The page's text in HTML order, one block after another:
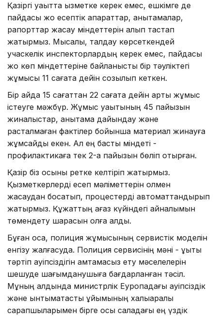
Қазіргі уақытта қызметке керек емес, ешкімге де
пайдасы жоқ есептік ақпараттар, анықтамалар,
рапорттар жасау міндеттерін алып тастап
жатырмыз. Мысалы, талдау көрсеткендей
учаскелік инспекторлардың керек емес, пайдасы
жоқ көп міндеттеріне байланысты бір тәуліктегі
жұмысы 11 сағатқа дейін созылып кеткен.
Бір айда 15 сағаттан 22 сағатқа дейін артық жұмыс
істеуге мәжбүр. Жұмыс уақытының 45 пайызын
жиналыстар, анықтама дайындау және
расталмаған фактілер бойынша материал жинауға
жұмсайды екен. Ал ең басты міндеті -
профилактикаға тек 2-ақ пайызын бөліп отырған.
Қазір біз осыны ретке келтіріп жатырмыз.
Қызметкерлерді есеп мәліметтерін қолмен
жасаудан босатып, процестерді автоматтандырып
жатырмыз. Құжаттың қағаз күйіндегі айналымын
төмендету шарасын қолға алдық.
Бұған қоса, полиция жұмысының сервистік моделін
енгізу жалғасуда. Полиция сервисінің мәні - құқықтық
тәртіп қауіпсіздігін қамтамасыз ету мәселелерін
шешуде шағымданушыға бағдарланған тәсіл.
Мұның алдында министрлік Еуропадағы қауіпсіздік
және ынтымақтастық ұйымының халықаралық
сарапшыларымен бірге осы саладағы ең үздік